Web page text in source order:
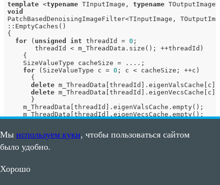
Мы используем куки, чтобы пользоваться сайтом
было удобно.
Хорошо
template <typename TInputImage, typename
void
PatchBasedDenoisingImageFilter<TInputImage,
::EmptyCaches()
{
for ( unsigned int threadId = 0 ;
       threadId < m_ThreadData.size(); ++threadId)
    {
    SizeValueType cacheSize = ....;
for (SizeValueType c = 0 ; c < cacheSize; ++c)
      {
delete m_ThreadData[threadId].eigenValsCache[c];
delete m_ThreadData[threadId].eigenVecsCache[c];
      }
    m_ThreadData[threadId].eigenValsCache.empty();
    m_ThreadData[threadId].eigenVecsCache.empty();
Similar errors can be found in some other places:
utilized. itkpatchbaseddenoisingimagefilter.hxx 86